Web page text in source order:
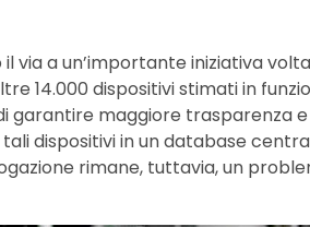
via a un’importante iniziativa
14.000 dispositivi stimati in
garantire maggiore trasparenza
dispositivi in un database
rimane, tuttavia, un